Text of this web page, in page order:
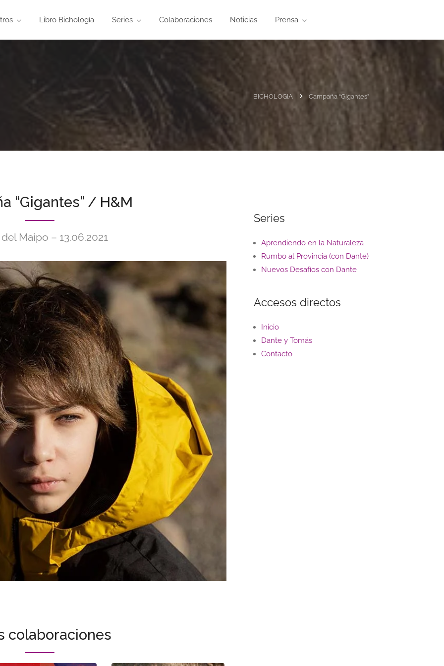
Libro Bichología Series Colaboraciones Noticias Prensa
BICHOLOGIA Campaña “Gigantes”
“Gigantes” / H&M
Maipo – 13.06.2021
colaboraciones
Series
Aprendiendo en la Naturaleza
Rumbo al Provincia (con Dante)
Nuevos Desafíos con Dante
Accesos directos
Inicio
Dante y Tomás
Contacto